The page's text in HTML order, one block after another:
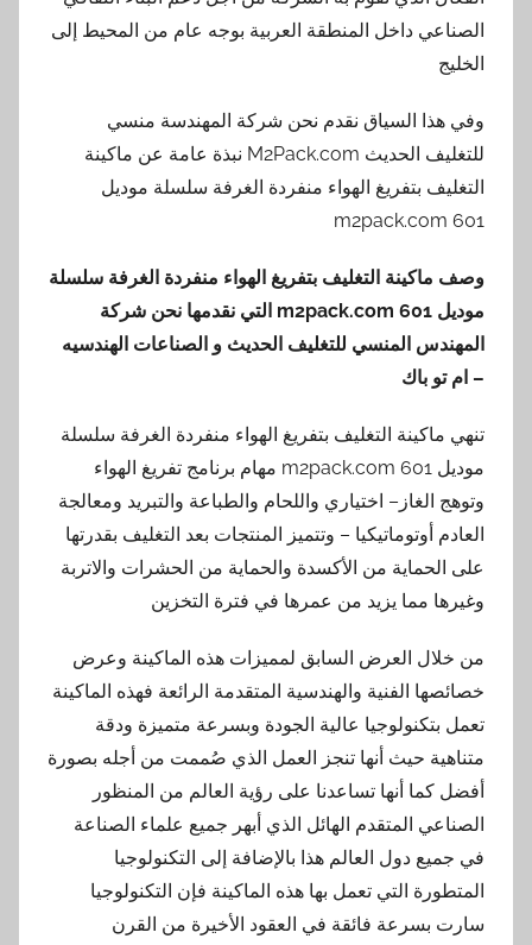
الصناعي داخل المنطقة العربية بوجه عام من المحيط إلى
الخليج
وفي هذا السياق نقدم نحن شركة المهندسة منسي
للتغليف الحديث M2Pack.com نبذة عامة عن ماكينة
التغليف بتفريغ الهواء منفردة الغرفة سلسلة موديل
m2pack.com 601
وصف ماكينة التغليف بتفريغ الهواء منفردة الغرفة سلسلة
موديل
m2pack.com 601 التي نقدمها نحن شركة
المهندس المنسي للتغليف الحديث و الصناعات الهندسيه
– ام تو باك
تنهي ماكينة التغليف بتفريغ الهواء منفردة الغرفة سلسلة
موديل m2pack.com 601 مهام برنامج تفريغ الهواء
وتوهج الغاز– اختياري واللحام والطباعة والتبريد ومعالجة
العادم أوتوماتيكيا – وتتميز المنتجات بعد التغليف بقدرتها
على الحماية من الأكسدة والحماية من الحشرات والاتربة
وغيرها مما يزيد من عمرها في فترة التخزين
من خلال العرض السابق لمميزات هذه الماكينة وعرض
خصائصها الفنية والهندسية المتقدمة الرائعة فهذه الماكينة
تعمل بتكنولوجيا عالية الجودة وبسرعة متميزة ودقة
متناهية حيث أنها تنجز العمل الذي صُممت من أجله بصورة
أفضل كما أنها تساعدنا على رؤية العالم من المنظور
الصناعي المتقدم الهائل الذي أبهر جميع علماء الصناعة
في جميع دول العالم هذا بالإضافة إلى التكنولوجيا
المتطورة التي تعمل بها هذه الماكينة فإن التكنولوجيا
سارت بسرعة فائقة في العقود الأخيرة من القرن